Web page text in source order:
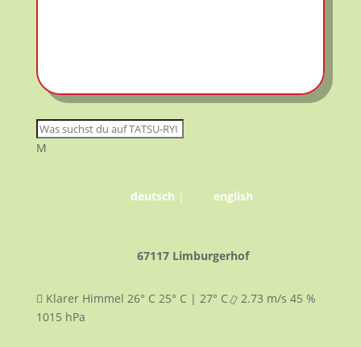
M
deutsch | english
67117 Limburgerhof
Klarer Himmel 26° C 25° C | 27° C 2.73 m/s 45 %
1015 hPa